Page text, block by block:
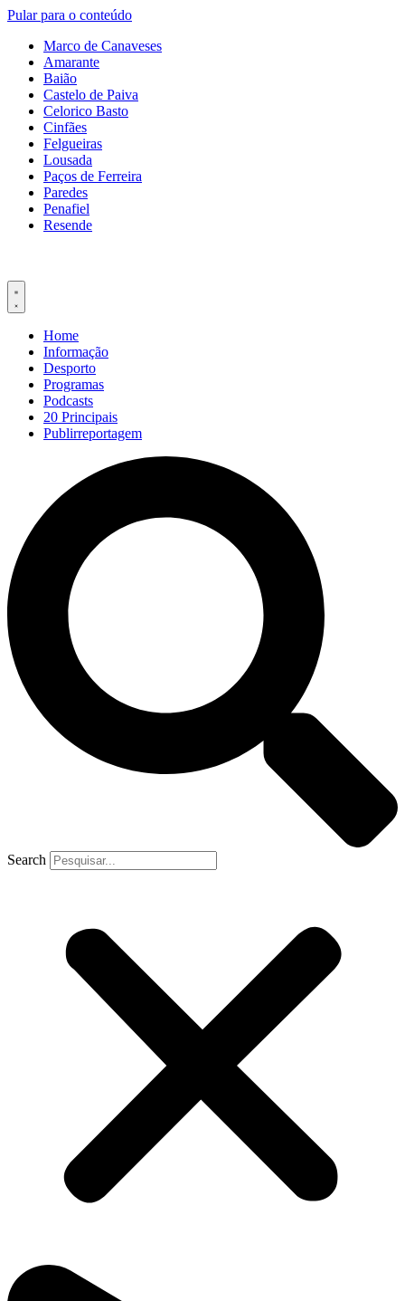
Pular para o conteúdo
Marco de Canaveses
Amarante
Baião
Castelo de Paiva
Celorico Basto
Cinfães
Felgueiras
Lousada
Paços de Ferreira
Paredes
Penafiel
Resende
Home
Informação
Desporto
Programas
Podcasts
20 Principais
Publirreportagem
Search